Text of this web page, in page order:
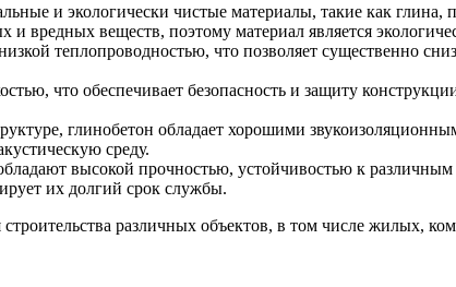
и экологически чистые материалы, такие как глина,
и вредных веществ, поэтому материал является
теплопроводностью, что позволяет существенно
что обеспечивает безопасность и защиту
глинобетон обладает хорошими
среду.
высокой прочностью, устойчивостью к
их долгий срок службы.
различных объектов, в том числе жилых,